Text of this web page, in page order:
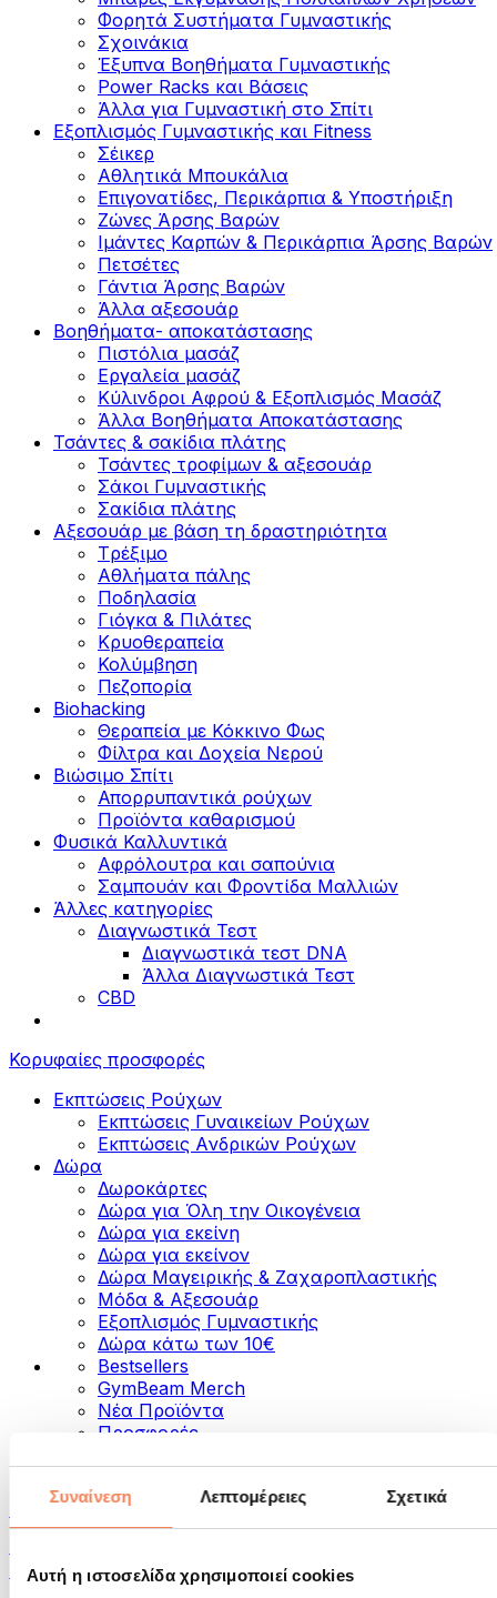
Συναίνεση Λεπτομέρειες Σχετικά
Αυτή η ιστοσελίδα χρησιμοποιεί cookies
Φορητά Συστήματα Γυμναστικής
Σχοινάκια
Έξυπνα Βοηθήματα Γυμναστικής
Power Racks και Βάσεις
Άλλα για Γυμναστική στο Σπίτι
Εξοπλισμός Γυμναστικής και Fitness
Σέικερ
Αθλητικά Μπουκάλια
Επιγονατίδες, Περικάρπια & Υποστήριξη
Ζώνες Άρσης Βαρών
Ιμάντες Καρπών & Περικάρπια Άρσης Βαρών
Πετσέτες
Γάντια Άρσης Βαρών
Άλλα αξεσουάρ
Βοηθήματα- αποκατάστασης
Πιστόλια μασάζ
Εργαλεία μασάζ
Κύλινδροι Αφρού & Εξοπλισμός Μασάζ
Άλλα Βοηθήματα Αποκατάστασης
Τσάντες & σακίδια πλάτης
Τσάντες τροφίμων & αξεσουάρ
Σάκοι Γυμναστικής
Σακίδια πλάτης
Αξεσουάρ με βάση τη δραστηριότητα
Tρέξιμο
Αθλήματα πάλης
Ποδηλασία
Γιόγκα & Πιλάτες
Κρυοθεραπεία
Κολύμβηση
Πεζοπορία
Biohacking
Θεραπεία με Κόκκινο Φως
Φίλτρα και Δοχεία Νερού
Βιώσιμο Σπίτι
Απορρυπαντικά ρούχων
Προϊόντα καθαρισμού
Φυσικά Καλλυντικά
Αφρόλουτρα και σαπούνια
Σαμπουάν και Φροντίδα Μαλλιών
Άλλες κατηγορίες
Διαγνωστικά Τεστ
Διαγνωστικά τεστ DNA
Άλλα Διαγνωστικά Τεστ
CBD
Κορυφαίες προσφορές
Εκπτώσεις Ρούχων
Εκπτώσεις Γυναικείων Ρούχων
Εκπτώσεις Aνδρικών Ρούχων
Δώρα
Δωροκάρτες
Δώρα για Όλη την Οικογένεια
Δώρα για εκείνη
Δώρα για εκείνον
Δώρα Μαγειρικής & Ζαχαροπλαστικής
Μόδα & Αξεσουάρ
Εξοπλισμός Γυμναστικής
Δώρα κάτω των 10€
Bestsellers
GymBeam Merch
Νέα Προϊόντα
Προσφορές
Κατηγορίες
Τρόφιμα
Ξηροί Καρποί